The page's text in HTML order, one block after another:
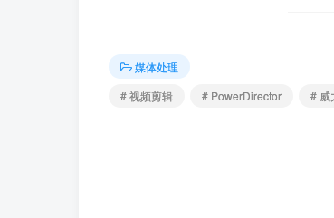
媒体处理
# 视频剪辑
# PowerDirector # 威